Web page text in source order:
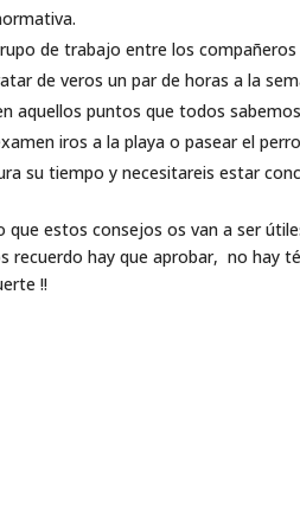
de trabajo entre los
de veros un par de horas a la
aquellos puntos que todos
iros a la playa o pasear el
su tiempo y necesitareis estar
que estos consejos os van a ser
recuerdo hay que aprobar, no hay
!!